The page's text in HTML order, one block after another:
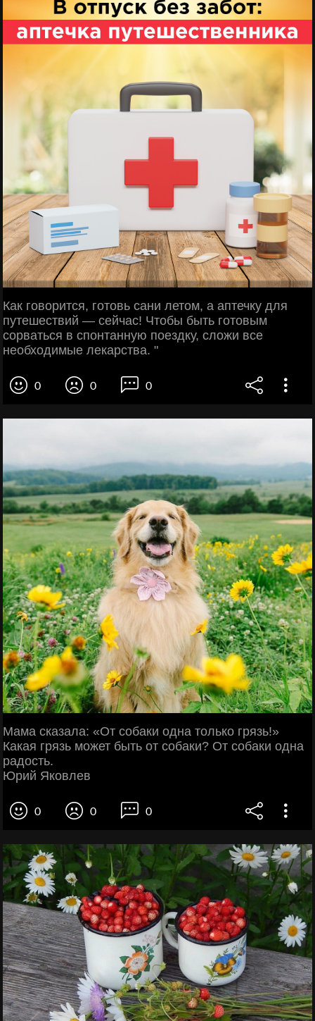
Как говорится, готовь сани летом, а аптечку для
путешествий — сейчас! Чтобы быть готовым
сорваться в спонтанную поездку, сложи все
необходимые лекарства. "⠀⠀⠀
0 0 0
Мама сказала: «От собаки одна только грязь!»
Какая грязь может быть от собаки? От собаки одна
радость.
Юрий Яковлев
0 0 0